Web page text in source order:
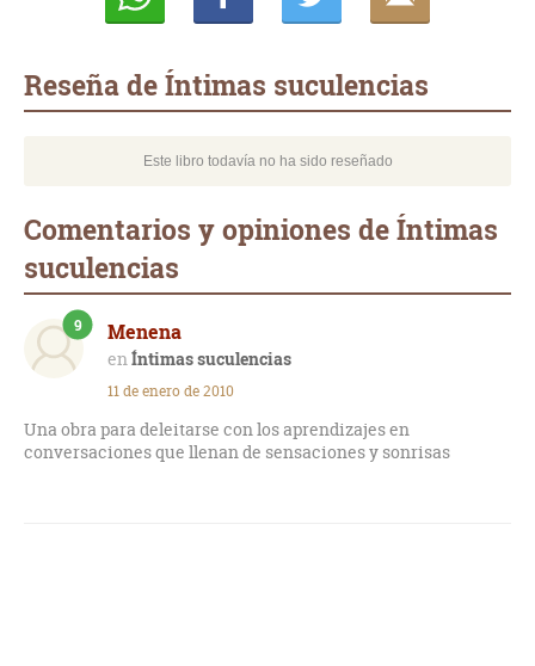
Reseña de Íntimas suculencias
Este libro todavía no ha sido reseñado
Comentarios y opiniones de Íntimas
suculencias
Menena
Íntimas suculencias
9
11 de enero de 2010
Una obra para deleitarse con los aprendizajes en
conversaciones que llenan de sensaciones y sonrisas